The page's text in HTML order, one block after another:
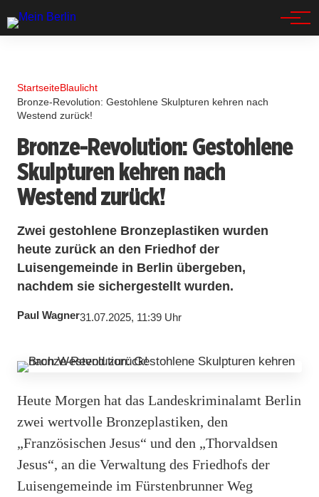
StartseiteBlaulicht
Bronze-Revolution: Gestohlene Skulpturen kehren nach
Westend zurück!
Bronze-Revolution: Gestohlene
Skulpturen kehren nach
Westend zurück!
Zwei gestohlene Bronzeplastiken wurden
heute zurück an den Friedhof der
Luisengemeinde in Berlin übergeben,
nachdem sie sichergestellt wurden.
Paul Wagner31.07.2025, 11:39 Uhr
Heute Morgen hat das Landeskriminalamt Berlin
zwei wertvolle Bronzeplastiken, den
„Französischen Jesus“ und den „Thorvaldsen
Jesus“, an die Verwaltung des Friedhofs der
Luisengemeinde im Fürstenbrunner Weg